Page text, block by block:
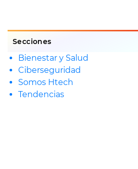
Secciones
Bienestar y Salud
Ciberseguridad
Somos Htech
Tendencias